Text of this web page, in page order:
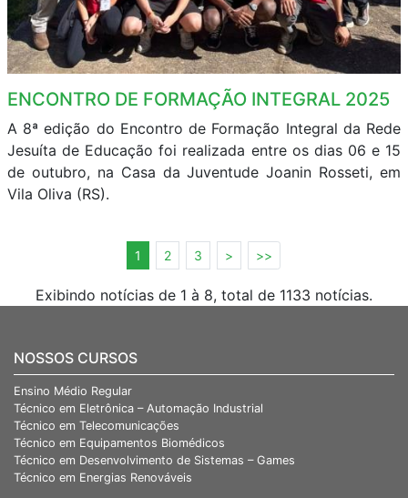
ENCONTRO DE FORMAÇÃO INTEGRAL 2025
A 8ª edição do Encontro de Formação Integral da Rede
Jesuíta de Educação foi realizada entre os dias 06 e 15
de outubro, na Casa da Juventude Joanin Rosseti, em
Vila Oliva (RS).
1 2 3 > >>
Exibindo notícias de 1 à 8, total de 1133 notícias.
NOSSOS CURSOS
Ensino Médio Regular
Técnico em Eletrônica – Automação Industrial
Técnico em Telecomunicações
Técnico em Equipamentos Biomédicos
Técnico em Desenvolvimento de Sistemas – Games
Técnico em Energias Renováveis